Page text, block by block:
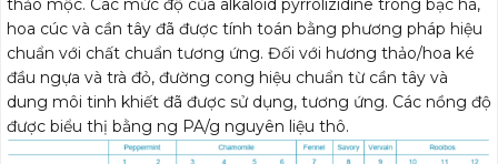
hoa cúc và cần tây đã được tính toán bằng phương pháp hiệu
chuẩn với chất chuẩn tương ứng. Đối với hương thảo/hoa ké
đầu ngựa và trà đỏ, đường cong hiệu chuẩn từ cần tây và
dung môi tinh khiết đã được sử dụng, tương ứng. Các nồng độ
được biểu thị bằng ng PA/g nguyên liệu thô.